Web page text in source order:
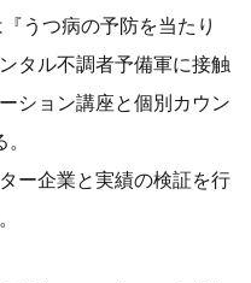
うつ病の予防を当たり
タル不調者予備軍に接触
ション講座と個別カウン
ー企業と実績の検証を行